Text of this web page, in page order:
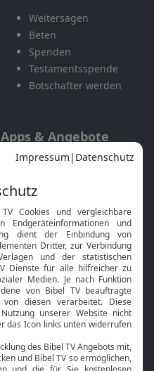
Weitersagen
Beten
Spenden
Testamentsspende
Botschafter werden
Apps & Angebote
Mobile App
Smart TV
HbbTV
Bibelthek Online-Bibel
Nächster Gottesdienst
Service
Kontakt